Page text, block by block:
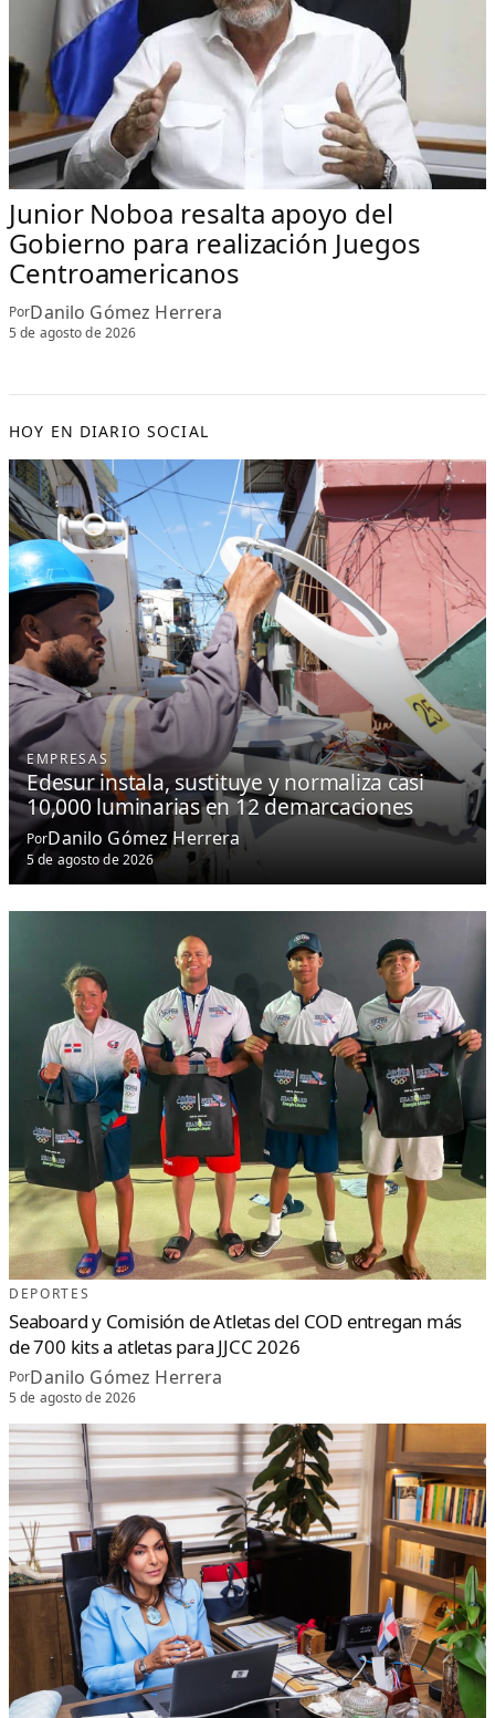
Junior Noboa resalta apoyo del
Gobierno para realización Juegos
Centroamericanos
PorDanilo Gómez Herrera
5 de agosto de 2026
HOY EN DIARIO SOCIAL
EMPRESAS
Edesur instala, sustituye y normaliza casi
10,000 luminarias en 12 demarcaciones
PorDanilo Gómez Herrera
5 de agosto de 2026
DEPORTES
Seaboard y Comisión de Atletas del COD entregan más
de 700 kits a atletas para JJCC 2026
PorDanilo Gómez Herrera
5 de agosto de 2026